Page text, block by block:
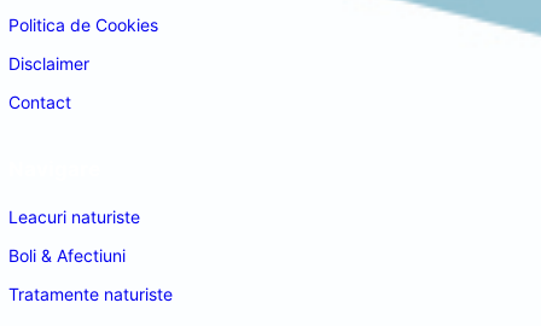
Politica de Cookies
Disclaimer
Contact
Leacuri naturiste
Boli & Afectiuni
Tratamente naturiste